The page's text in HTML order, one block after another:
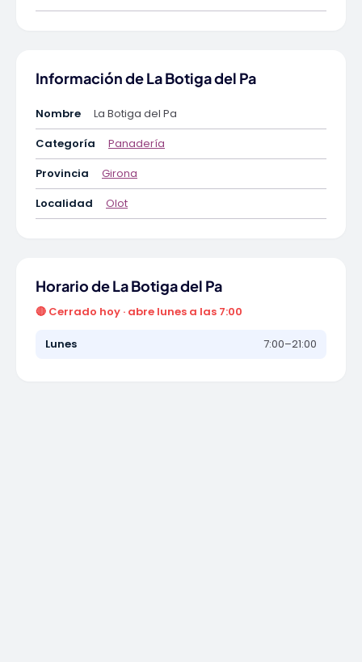
Información de La Botiga del Pa
Nombre
La Botiga del Pa
Categoría
Panadería
Provincia
Girona
Localidad
Olot
Horario de La Botiga del Pa
🔴 Cerrado hoy · abre lunes a las 7:00
Lunes 7:00–21:00